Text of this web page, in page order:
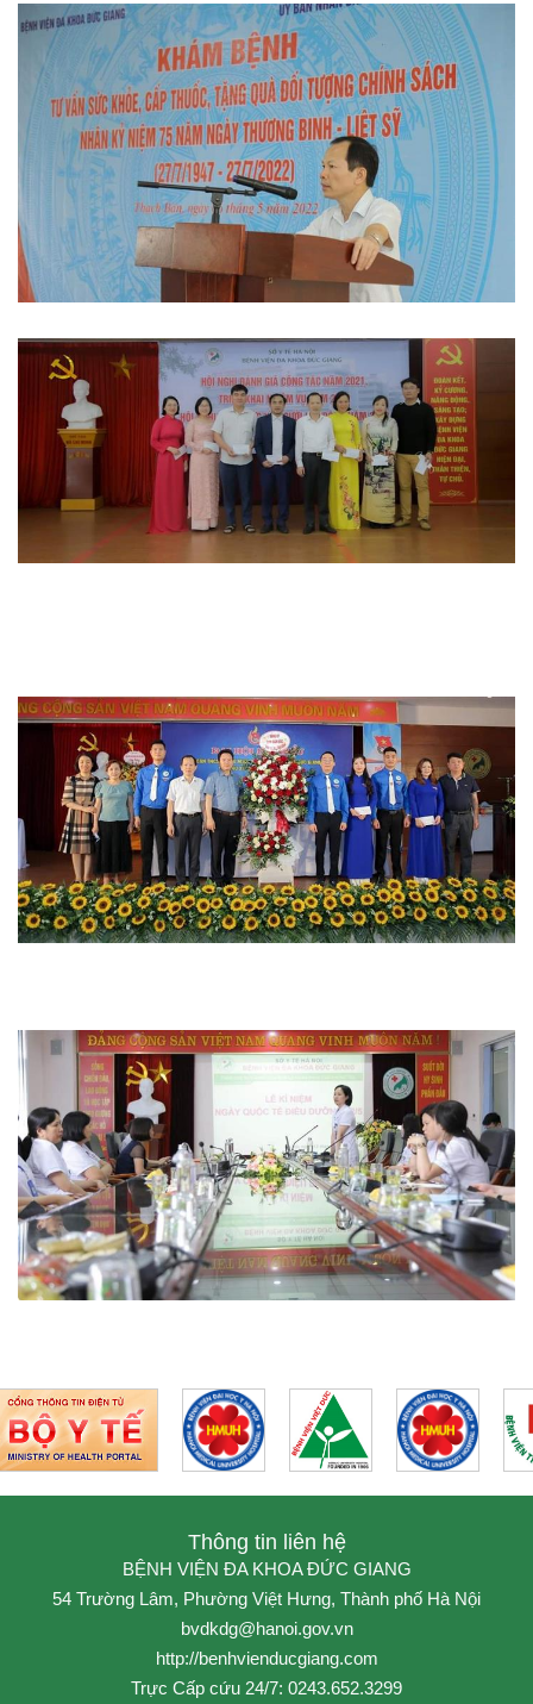
Thi đua khen thưởng
Hoạt động đoàn thể
Hoạt động chuyên môn
Thông tin liên hệ
BỆNH VIỆN ĐA KHOA ĐỨC GIANG
54 Trường Lâm, Phường Việt Hưng, Thành phố Hà Nội
bvdkdg@hanoi.gov.vn
http://benhvienducgiang.com
Trực Cấp cứu 24/7: 0243.652.3299